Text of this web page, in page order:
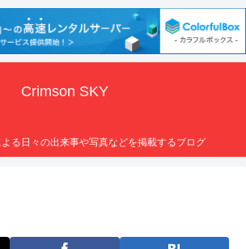
Crimson SKY
る日々の出来事や写真などを掲載するブログ